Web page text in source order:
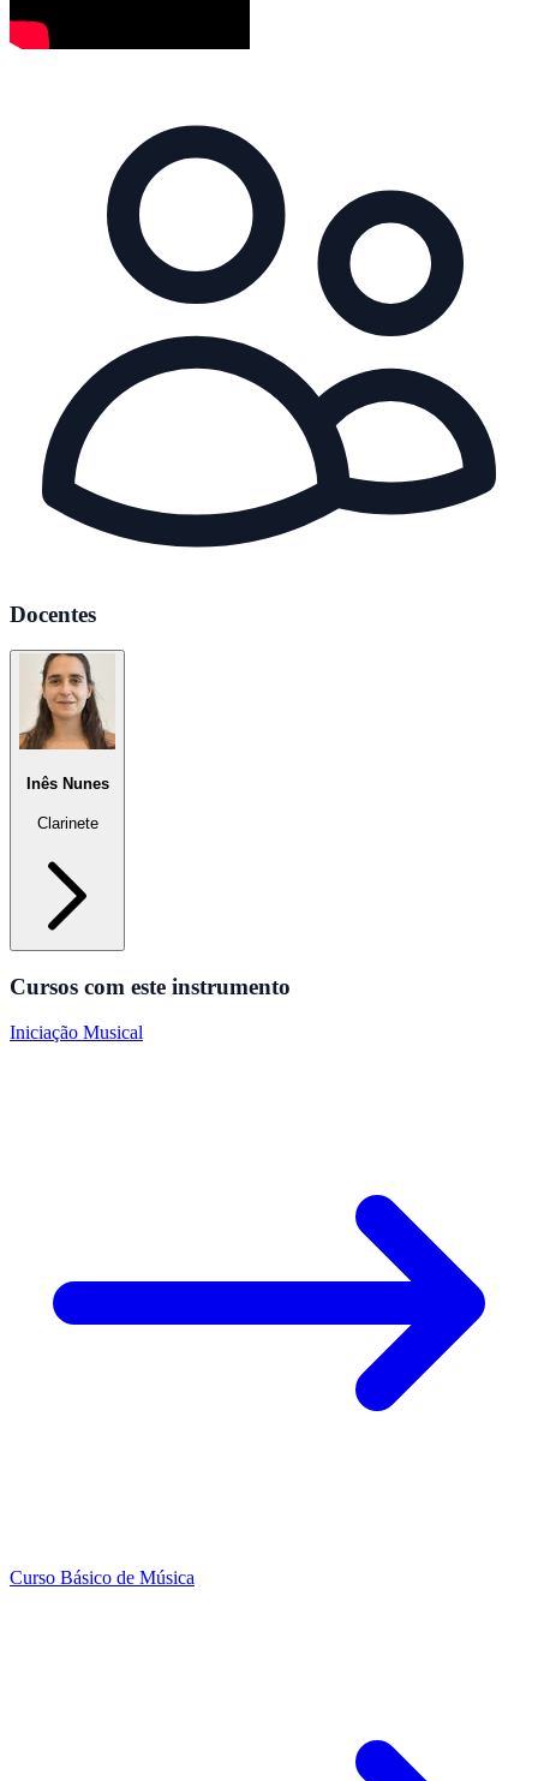
Docentes
Inês Nunes
Clarinete
Cursos com este instrumento
Iniciação Musical
Curso Básico de Música